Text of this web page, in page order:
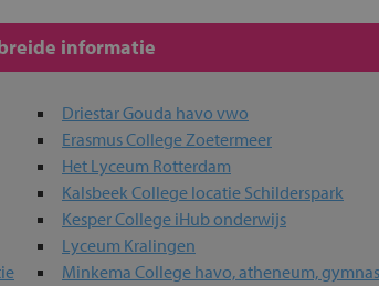
informatie
Driestar Gouda havo vwo
Erasmus College Zoetermeer
Het Lyceum Rotterdam
Kalsbeek College locatie Schilderspark
Kesper College iHub onderwijs
Lyceum Kralingen
Minkema College havo, atheneum,